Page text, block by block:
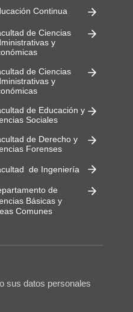
Continua
de Ciencias
y
de Ciencias
y
de Educación y
Sociales
de Derecho y
Forenses
de Ingeniería
de
Básicas y
Comunes
sus datos personales